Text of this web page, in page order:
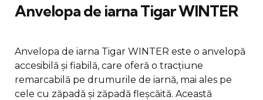
Anvelopa de iarna Tigar WINTER
Anvelopa de iarna Tigar WINTER este o anvelopă
accesibilă și fiabilă, care oferă o tracțiune
remarcabilă pe drumurile de iarnă, mai ales pe
cele cu zăpadă și zăpadă fleșcăită. Această